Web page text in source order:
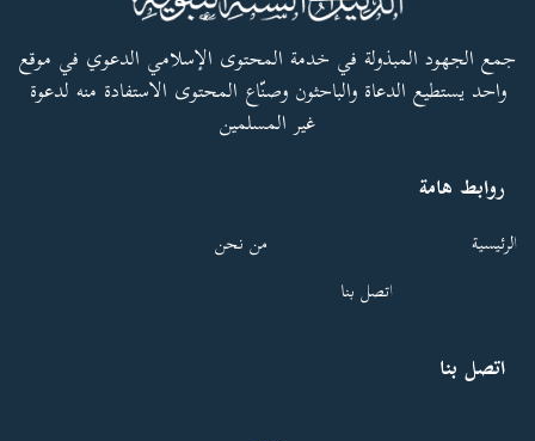
جمع الجهود المبذولة في خدمة المحتوى الإسلامي الدعوي في موقع
واحد يستطيع الدعاة والباحثون وصنّاع المحتوى الاستفادة منه لدعوة
غير المسلمين
روابط هامة
الرئيسية
من نحن
اتصل بنا
اتصل بنا